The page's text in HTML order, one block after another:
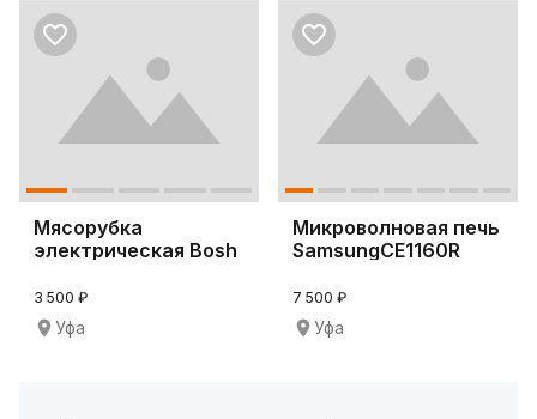
Мясорубка
электрическая Bosh
3 500 ₽
Уфа
Микроволновая печь
SamsungCE1160R
7 500 ₽
Уфа